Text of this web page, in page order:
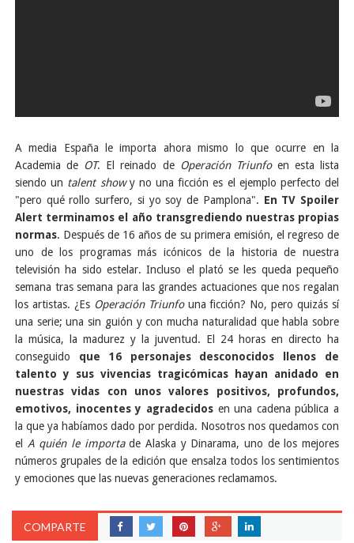
A media España le importa ahora mismo lo que ocurre en la
Academia de OT. El reinado de Operación Triunfoen esta lista
siendo un talent showy no una ficción es el ejemplo perfecto del
"pero qué rollo surfero, si yo soy de Pamplona". En TV Spoiler
Alert terminamos el año transgrediendo nuestras propias
normas. Después de 16 años de su primera emisión, el regreso de
uno de los programas más icónicos de la historia de nuestra
televisión ha sido estelar. Incluso el plató se les queda pequeño
semana tras semana para las grandes actuaciones que nos regalan
los artistas. ¿Es Operación Triunfo una ficción? No, pero quizás sí
una serie; una sin guión y con mucha naturalidad que habla sobre
la música, la madurez y la juventud. El 24 horas en directo ha
conseguido que 16 personajes desconocidos llenos de
talento y sus vivencias tragicómicas hayan anidado en
nuestras vidas con unos valores positivos, profundos,
emotivos, inocentes y agradecidosen una cadena pública a
la que ya habíamos dado por perdida. Nosotros nos quedamos con
el A quién le importade Alaska y Dinarama, uno de los mejores
números grupales de la edición que ensalza todos los sentimientos
y emociones que las nuevas generaciones reclamamos.
COMPARTE